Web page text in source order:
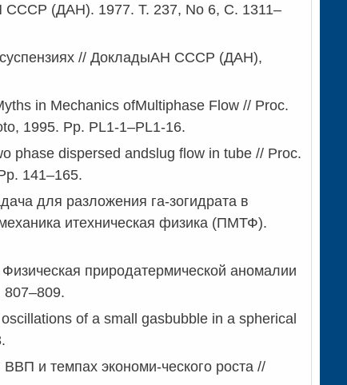
СССР (ДАН). 1977. Т. 237, No 6, C. 1311–
// ДокладыАН СССР (ДАН),
in Mechanics ofMultiphase Flow // Proc.
1995. Pp. PL1-1–PL1-16.
phase dispersed andslug flow in tube // Proc.
141–165.
для разложения га-зогидрата в
итехническая физика (ПМТФ).
природатермической аномалии
of a small gasbubble in a spherical
и темпах экономи-ческого роста //